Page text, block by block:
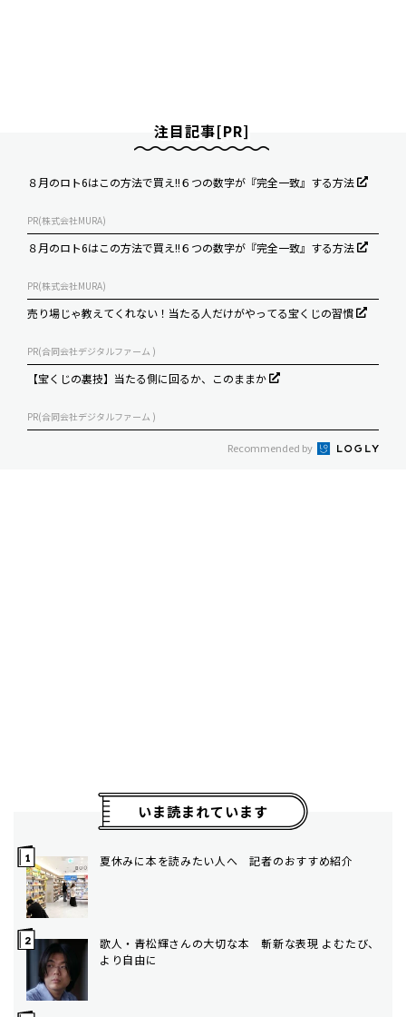
注目記事[PR]
８月のロト6はこの方法で買え!!６つの数字が『完全一致』する方法
PR(株式会社MURA)
８月のロト6はこの方法で買え!!６つの数字が『完全一致』する方法
PR(株式会社MURA)
売り場じゃ教えてくれない！当たる人だけがやってる宝くじの習慣
PR(合同会社デジタルファーム )
【宝くじの裏技】当たる側に回るか、このままか
PR(合同会社デジタルファーム )
Recommended by
いま読まれています
夏休みに本を読みたい人へ 記者のおすすめ紹介
歌人・青松輝さんの大切な本 斬新な表現 よむたび、
より自由に